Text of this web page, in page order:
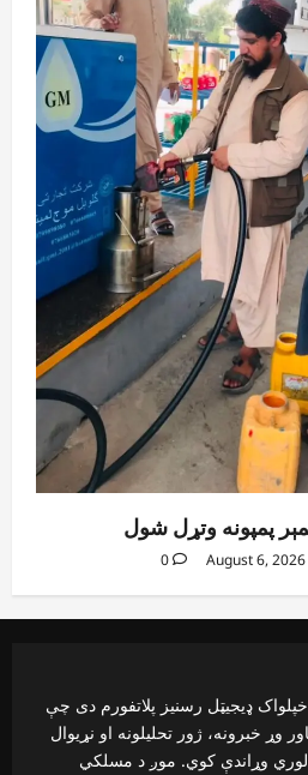
پمپونه وتړل شول
0
ډیجیټل رسنیز پلاتفورم دی چې
وړ خبرونه، ژور تحلیلونه او نړیوال
وړاندې کوي. موږ د مسلکي